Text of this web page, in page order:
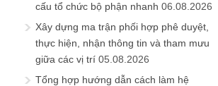
cấu tổ chức bộ phận nhanh 06.08.2026
Xây dựng ma trận phối hợp phê duyệt,
thực hiện, nhận thông tin và tham mưu
giữa các vị trí 05.08.2026
Tổng hợp hướng dẫn cách làm hệ